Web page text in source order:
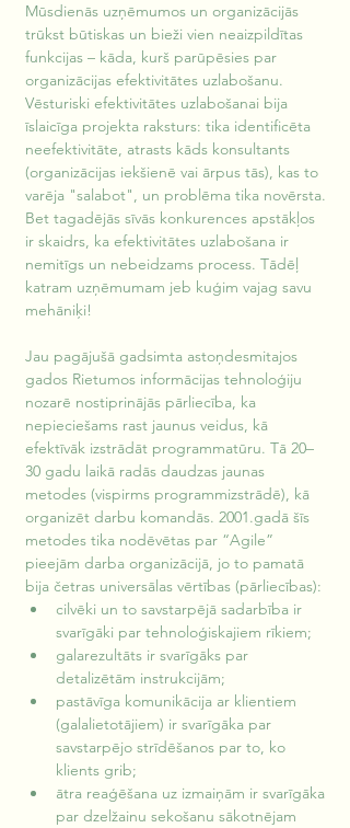
Mūsdienās uzņēmumos un organizācijās
trūkst būtiskas un bieži vien neaizpildītas
funkcijas – kāda, kurš parūpēsies par
organizācijas efektivitātes uzlabošanu.
Vēsturiski efektivitātes uzlabošanai bija
īslaicīga projekta raksturs: tika identificēta
neefektivitāte, atrasts kāds konsultants
(organizācijas iekšienē vai ārpus tās), kas to
varēja "salabot", un problēma tika novērsta.
Bet tagadējās sīvās konkurences apstākļos
ir skaidrs, ka efektivitātes uzlabošana ir
nemitīgs un nebeidzams process. Tādēļ
katram uzņēmumam jeb kuģim vajag savu
mehāniķi!
Jau pagājušā gadsimta astoņdesmitajos
gados Rietumos informācijas tehnoloģiju
nozarē nostiprinājās pārliecība, ka
nepieciešams rast jaunus veidus, kā
efektīvāk izstrādāt programmatūru. Tā 20–
30 gadu laikā radās daudzas jaunas
metodes (vispirms programmizstrādē), kā
organizēt darbu komandās. 2001.gadā šīs
metodes tika nodēvētas par “Agile”
pieejām darba organizācijā, jo to pamatā
bija četras universālas vērtības (pārliecības):
cilvēki un to savstarpējā sadarbība ir
svarīgāki par tehnoloģiskajiem rīkiem;
galarezultāts ir svarīgāks par
detalizētām instrukcijām;
pastāvīga komunikācija ar klientiem
(galalietotājiem) ir svarīgāka par
savstarpējo strīdēšanos par to, ko
klients grib;
ātra reaģēšana uz izmaiņām ir svarīgāka
par dzelžainu sekošanu sākotnējam